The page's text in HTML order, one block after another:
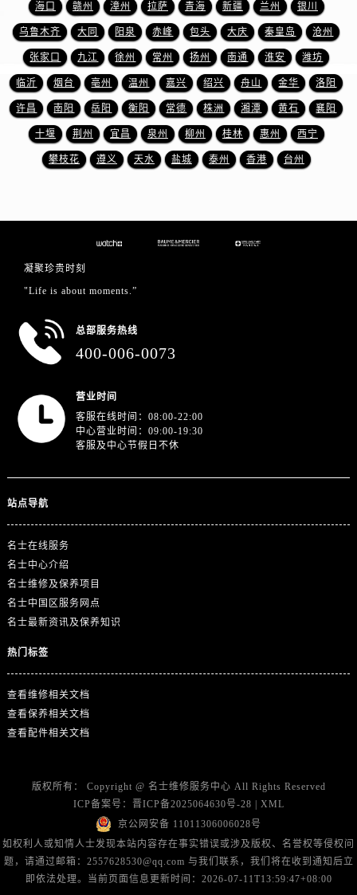
福建省三明市三元区东乾二路名士售后服务中心（需提前预约）
福建省漳州市龙文区步港路名士售后服务中心（需提前预约）
江苏省常州市新北区龙锦路1590号现代传媒中心5号楼10层1008室名士售后服务中心（需提前预约）
江苏省淮安市清江浦区淮海北路名士售后服务中心（需提前预约）
江苏省连云港市海州区通灌北路名士售后服务中心（需提前预约）
江苏省南京市秦淮区中山南路1号南京中心22层22-C1-C3室名士售后服务中心（需提前预约）
江苏省宿迁市宿城区西湖路名士售后服务中心（需提前预约）
江西省宜春市袁州区中山中路名士售后服务中心（需提前预约）
山东省泰安市泰山区财源街道泰山大街名士售后服务中心（需提前预约）
上海市黄浦区南京东路299号宏伊国际广场写字楼8层806室名士售后服务中心（需提前预约）
浙江省湖州市吴兴区劳动路名士售后服务中心（需提前预约）
浙江省嘉兴市南湖区广益路705号嘉兴世界贸易中心A座13层1304室名士售后服务中心（需提前预约）
海口 赣州 漳州 拉萨 青海 新疆 兰州 银川
乌鲁木齐 大同 阳泉 赤峰 包头 大庆 秦皇岛 沧州
张家口 九江 徐州 常州 扬州 南通 淮安 潍坊
临沂 烟台 亳州 温州 嘉兴 绍兴 舟山 金华 洛阳
许昌 南阳 岳阳 衡阳 常德 株洲 湘潭 黄石 襄阳
十堰 荆州 宜昌 泉州 柳州 桂林 惠州 西宁
攀枝花 遵义 天水 盐城 泰州 香港 台州
凝聚珍贵时刻
"Life is about moments.”
总部服务热线
400-006-0073
营业时间
客服在线时间：08:00-22:00
中心营业时间：09:00-19:30
客服及中心节假日不休
站点导航
名士在线服务
名士中心介绍
名士维修及保养项目
名士中国区服务网点
名士最新资讯及保养知识
热门标签
查看维修相关文档
查看保养相关文档
查看配件相关文档
版权所有： Copyright @ 名士维修服务中心 All Rights Reserved
ICP备案号： 晋ICP备2025064630号-28
XML
京公网安备 11011306006028号
如权利人或知情人士发现本站内容存在事实错误或涉及版权、名誉权等侵权问
题，请通过邮箱：2557628530@qq.com 与我们联系，我们将在收到通知后立
即依法处理。当前页面信息更新时间：2026-07-11T13:59:47+08:00